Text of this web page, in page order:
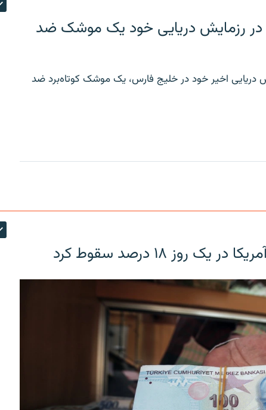
در رزمایش دریایی خود یک موشک ضد
دریایی اخیر خود در خلیج فارس، یک موشک کوتاه‌برد ضد
روز ۱۸ درصد سقوط کرد